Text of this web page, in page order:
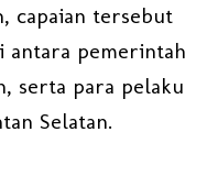
capaian tersebut
antara pemerintah
serta para pelaku
Selatan.